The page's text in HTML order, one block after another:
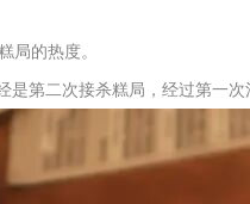
局的热度。
是第二次接杀糕局，经过第一